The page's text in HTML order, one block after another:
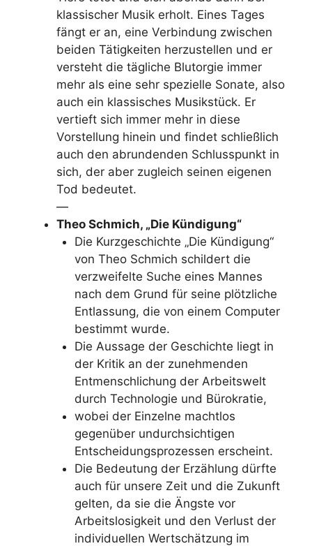
klassischer Musik erholt. Eines Tages
fängt er an, eine Verbindung zwischen
beiden Tätigkeiten herzustellen und er
versteht die tägliche Blutorgie immer
mehr als eine sehr spezielle Sonate, also
auch ein klassisches Musikstück. Er
vertieft sich immer mehr in diese
Vorstellung hinein und findet schließlich
auch den abrundenden Schlusspunkt in
sich, der aber zugleich seinen eigenen
Tod bedeutet.
—
Theo Schmich, „Die Kündigung“
Die Kurzgeschichte „Die Kündigung“
von Theo Schmich schildert die
verzweifelte Suche eines Mannes
nach dem Grund für seine plötzliche
Entlassung, die von einem Computer
bestimmt wurde.
Die Aussage der Geschichte liegt in
der Kritik an der zunehmenden
Entmenschlichung der Arbeitswelt
durch Technologie und Bürokratie,
wobei der Einzelne machtlos
gegenüber undurchsichtigen
Entscheidungsprozessen erscheint.
Die Bedeutung der Erzählung dürfte
auch für unsere Zeit und die Zukunft
gelten, da sie die Ängste vor
Arbeitslosigkeit und den Verlust der
individuellen Wertschätzung im